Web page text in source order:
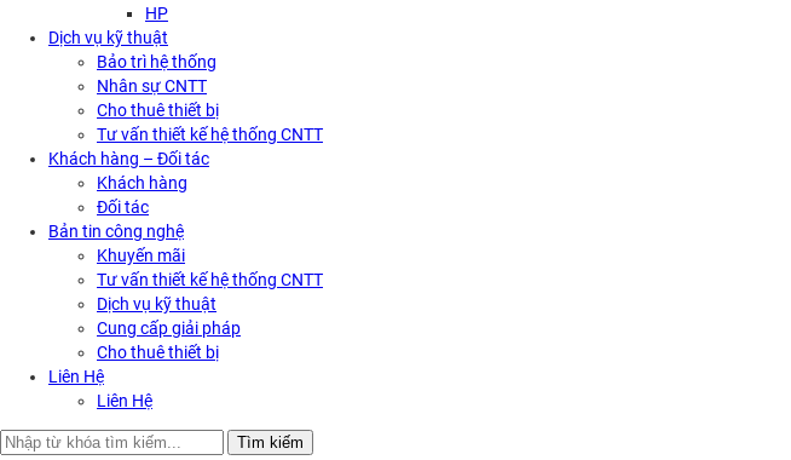
HP
Dịch vụ kỹ thuật
Bảo trì hệ thống
Nhân sự CNTT
Cho thuê thiết bị
Tư vấn thiết kế hệ thống CNTT
Khách hàng – Đối tác
Khách hàng
Đối tác
Bản tin công nghệ
Khuyến mãi
Tư vấn thiết kế hệ thống CNTT
Dịch vụ kỹ thuật
Cung cấp giải pháp
Cho thuê thiết bị
Liên Hệ
Liên Hệ
Search
Tìm kiếm